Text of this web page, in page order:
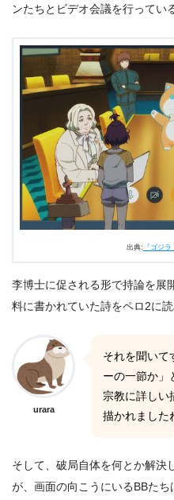
ンたちとビデオ会議を行ってい
出典: 『ゴジ
李博士に促される形で持論を展
料に書かれていた詩をペロ2に読
urara
それを聞いて
ーの一節か」
宗教に詳しい
描かれました
そして、破局自体を何とか解決
が、画面の向こうにいるBBた